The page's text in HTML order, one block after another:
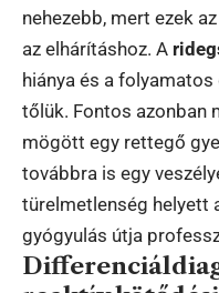
nehezebb, mert ezek
az elhárításhoz. A
hiánya és a
tőlük. Fontos azonban
mögött egy rettegő
továbbra is egy
türelmetlenség helyett
gyógyulás útja